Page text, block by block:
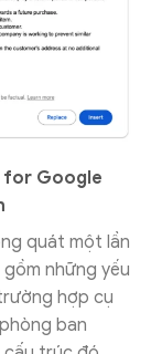
for Google
quát một lần
những yếu
hợp cụ
ban